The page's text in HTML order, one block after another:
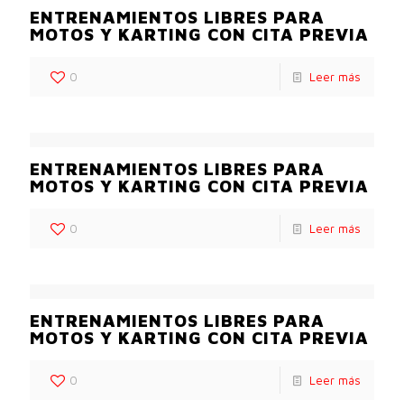
ENTRENAMIENTOS LIBRES PARA
MOTOS Y KARTING CON CITA PREVIA
0 Leer más
ENTRENAMIENTOS LIBRES PARA
MOTOS Y KARTING CON CITA PREVIA
0 Leer más
ENTRENAMIENTOS LIBRES PARA
MOTOS Y KARTING CON CITA PREVIA
0 Leer más